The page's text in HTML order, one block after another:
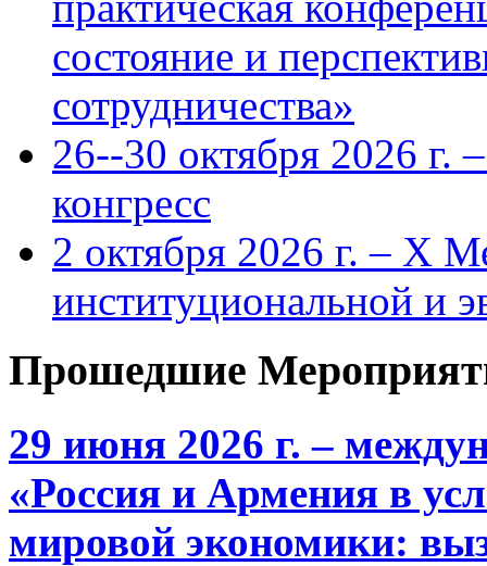
состояние и
сотрудничества»
26--30 октября 2026 г.
конгресс
2 октября 2026 г. – X
институциональной и
Прошедшие
29 июня 2026 г. –
«Россия и Армения в
мировой экономики: